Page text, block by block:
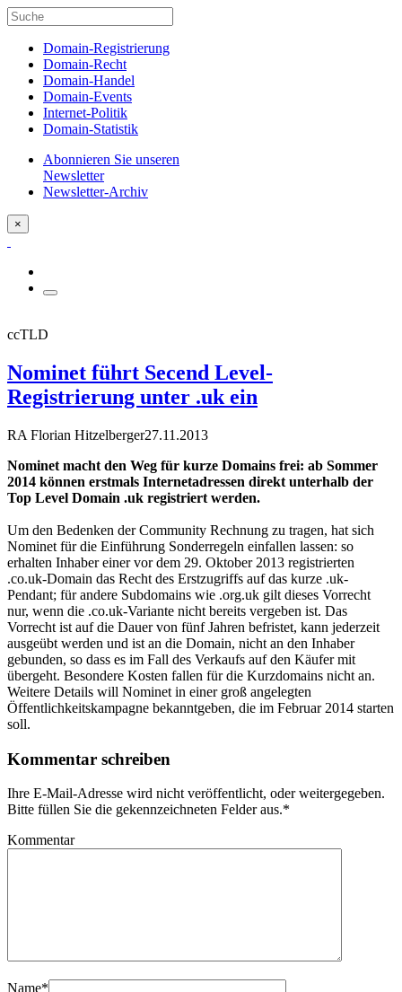
Domain-Registrierung
Domain-Recht
Domain-Handel
Domain-Events
Internet-Politik
Domain-Statistik
Abonnieren Sie unseren
Newsletter
Newsletter-Archiv
×
ccTLD
Nominet führt Secend Level-
Registrierung unter .uk ein
RA Florian Hitzelberger27.11.2013
Nominet macht den Weg für kurze Domains frei: ab Sommer
2014 können erstmals Internetadressen direkt unterhalb der
Top Level Domain .uk registriert werden.
Um den Bedenken der Community Rechnung zu tragen, hat sich
Nominet für die Einführung Sonderregeln einfallen lassen: so
erhalten Inhaber einer vor dem 29. Oktober 2013 registrierten
.co.uk-Domain das Recht des Erstzugriffs auf das kurze .uk-
Pendant; für andere Subdomains wie .org.uk gilt dieses Vorrecht
nur, wenn die .co.uk-Variante nicht bereits vergeben ist. Das
Vorrecht ist auf die Dauer von fünf Jahren befristet, kann jederzeit
ausgeübt werden und ist an die Domain, nicht an den Inhaber
gebunden, so dass es im Fall des Verkaufs auf den Käufer mit
übergeht. Besondere Kosten fallen für die Kurzdomains nicht an.
Weitere Details will Nominet in einer groß angelegten
Öffentlichkeitskampagne bekanntgeben, die im Februar 2014 starten
soll.
Kommentar schreiben
Ihre E-Mail-Adresse wird nicht veröffentlicht, oder weitergegeben.
Bitte füllen Sie die gekennzeichneten Felder aus.*
Kommentar
Name*